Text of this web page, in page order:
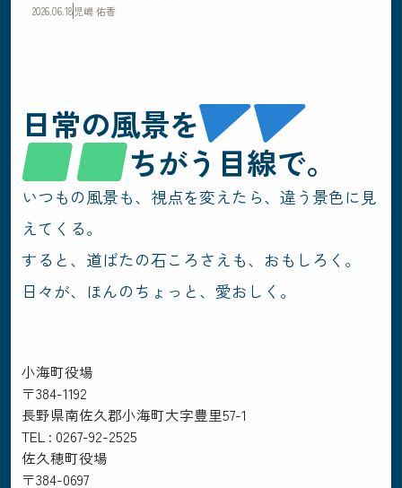
2026.06.18児嶋 佑香
日常の風景を
ちがう目線で。
いつもの風景も、視点を変えたら、違う景色に見
えてくる。
すると、道ばたの石ころさえも、おもしろく。
日々が、ほんのちょっと、愛おしく。
小海町役場
〒384-1192
長野県南佐久郡小海町大字豊里57-1
TEL : 0267-92-2525
佐久穂町役場
〒384-0697